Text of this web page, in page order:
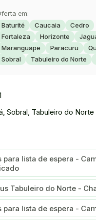
em:
Baturité
Caucaia
Cedro
Fortaleza
Horizonte
Maranguape
Paracuru
Sobral
Tabuleiro do Norte
Sobral, Tabuleiro do Norte
para lista de espera -
Tabuleiro do Norte -
para lista de espera -